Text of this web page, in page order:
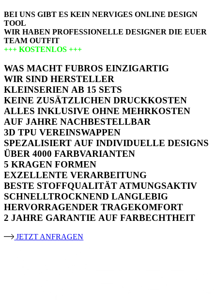
BEI UNS GIBT ES KEIN NERVIGES ONLINE DESIGN
TOOL
WIR HABEN PROFESSIONELLE DESIGNER DIE EUER
TEAM OUTFIT
+++ KOSTENLOS +++
WAS MACHT FUBROS EINZIGARTIG
WIR SIND HERSTELLER
KLEINSERIEN AB 15 SETS
KEINE ZUSÄTZLICHEN DRUCKKOSTEN
ALLES INKLUSIVE OHNE MEHRKOSTEN
AUF JAHRE NACHBESTELLBAR
3D TPU VEREINSWAPPEN
SPEZALISIERT AUF INDIVIDUELLE DESIGNS
ÜBER 4000 FARBVARIANTEN
5 KRAGEN FORMEN
EXZELLENTE VERARBEITUNG
BESTE STOFFQUALITÄT ATMUNGSAKTIV
SCHNELLTROCKNEND LANGLEBIG
HERVORRAGENDER TRAGEKOMFORT
2 JAHRE GARANTIE AUF FARBECHTHEIT
JETZT ANFRAGEN